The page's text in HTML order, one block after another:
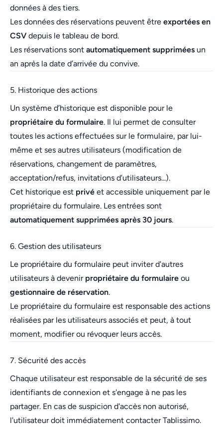
données à des tiers.
Les données des réservations peuvent être exportées en
CSV depuis le tableau de bord.
Les réservations sont automatiquement supprimées un
an après la date d’arrivée du convive.
5. Historique des actions
Un système d’historique est disponible pour le
propriétaire du formulaire. Il lui permet de consulter
toutes les actions effectuées sur le formulaire, par lui-
même et ses autres utilisateurs (modification de
réservations, changement de paramètres,
acceptation/refus, invitations d’utilisateurs...).
Cet historique est privé et accessible uniquement par le
propriétaire du formulaire. Les entrées sont
automatiquement supprimées après 30 jours.
6. Gestion des utilisateurs
Le propriétaire du formulaire peut inviter d'autres
utilisateurs à devenir propriétaire du formulaire ou
gestionnaire de réservation.
Le propriétaire du formulaire est responsable des actions
réalisées par les utilisateurs associés et peut, à tout
moment, modifier ou révoquer leurs accès.
7. Sécurité des accès
Chaque utilisateur est responsable de la sécurité de ses
identifiants de connexion et s'engage à ne pas les
partager. En cas de suspicion d'accès non autorisé,
l'utilisateur doit immédiatement contacter Tablissimo.